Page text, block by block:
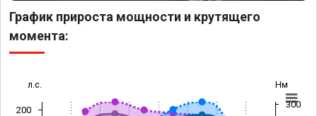
График прироста мощности и крутящего
момента:
л.с. Нм
200
300